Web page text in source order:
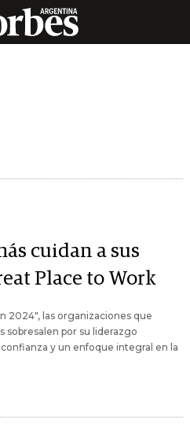
cuidan a sus
Place to Work
2024", las organizaciones que
sobresalen por su liderazgo
y un enfoque integral en la